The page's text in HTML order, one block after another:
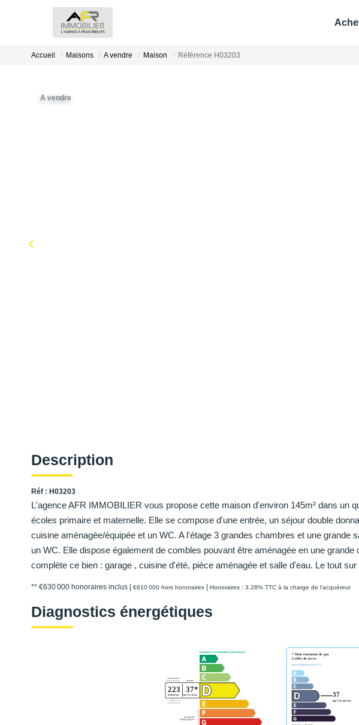
Accueil Maisons A vendre Maison Référence H03203
A vendre
Description
Réf : H03203
L'agence AFR IMMOBILIER vous propose cette maison d'environ 145m² dans un
écoles primaire et maternelle. Elle se compose d'une entrée, un séjour double
cuisine aménagée/équipée et un WC. A l'étage 3 grandes chambres et une grande
un WC. Elle dispose également de combles pouvant être aménagée en une
complète ce bien : garage , cuisine d'été, pièce aménagée et salle d'eau. Le tout
** €630 000 honoraires inclus €610 000 hors honoraires Honoraires : 3.28% TTC à la charge de l'acquéreur
Diagnostics énergétiques